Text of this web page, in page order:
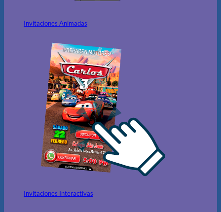
Invitaciones Animadas
Invitaciones Interactivas